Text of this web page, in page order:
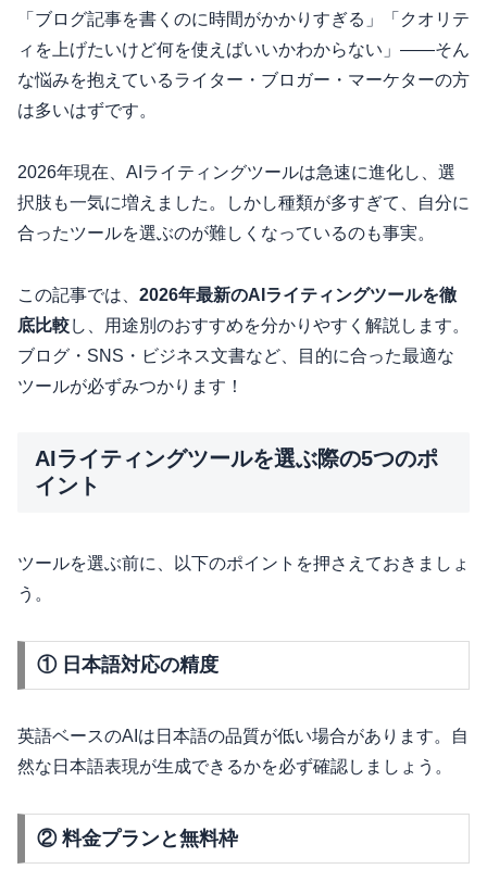
「ブログ記事を書くのに時間がかかりすぎる」「クオリテ
ィを上げたいけど何を使えばいいかわからない」——そん
な悩みを抱えているライター・ブロガー・マーケターの方
は多いはずです。
2026年現在、AIライティングツールは急速に進化し、選
択肢も一気に増えました。しかし種類が多すぎて、自分に
合ったツールを選ぶのが難しくなっているのも事実。
この記事では、 2026年最新のAIライティングツールを徹
底比較し、用途別のおすすめを分かりやすく解説します。
ブログ・SNS・ビジネス文書など、目的に合った最適な
ツールが必ずみつかります！
AIライティングツールを選ぶ際の5つのポ
イント
ツールを選ぶ前に、以下のポイントを押さえておきましょ
う。
① 日本語対応の精度
英語ベースのAIは日本語の品質が低い場合があります。自
然な日本語表現が生成できるかを必ず確認しましょう。
② 料金プランと無料枠